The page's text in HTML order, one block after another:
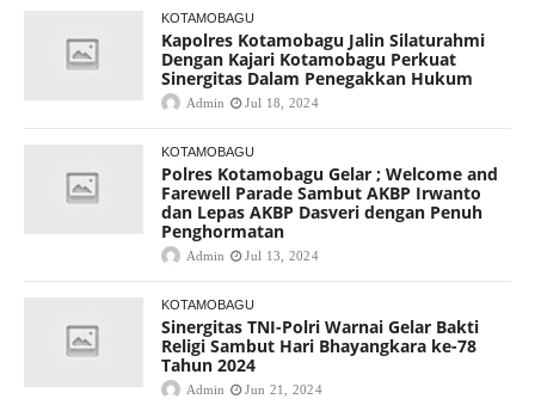
KOTAMOBAGU
Kapolres Kotamobagu Jalin Silaturahmi
Dengan Kajari Kotamobagu Perkuat
Sinergitas Dalam Penegakkan Hukum
Admin Jul 18, 2024
KOTAMOBAGU
Polres Kotamobagu Gelar ; Welcome and
Farewell Parade Sambut AKBP Irwanto
dan Lepas AKBP Dasveri dengan Penuh
Penghormatan
Admin Jul 13, 2024
KOTAMOBAGU
Sinergitas TNI-Polri Warnai Gelar Bakti
Religi Sambut Hari Bhayangkara ke-78
Tahun 2024
Admin Jun 21, 2024